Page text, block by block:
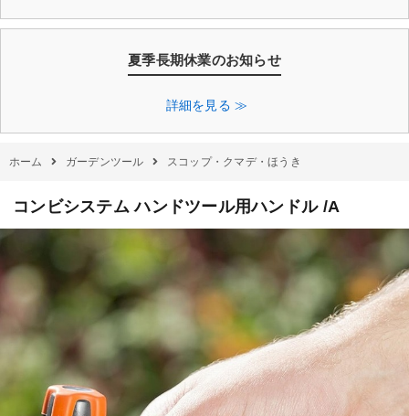
夏季長期休業のお知らせ
詳細を見る ≫
ホーム ガーデンツール スコップ・クマデ・ほうき
コンビシステム ハンドツール用ハンドル /A